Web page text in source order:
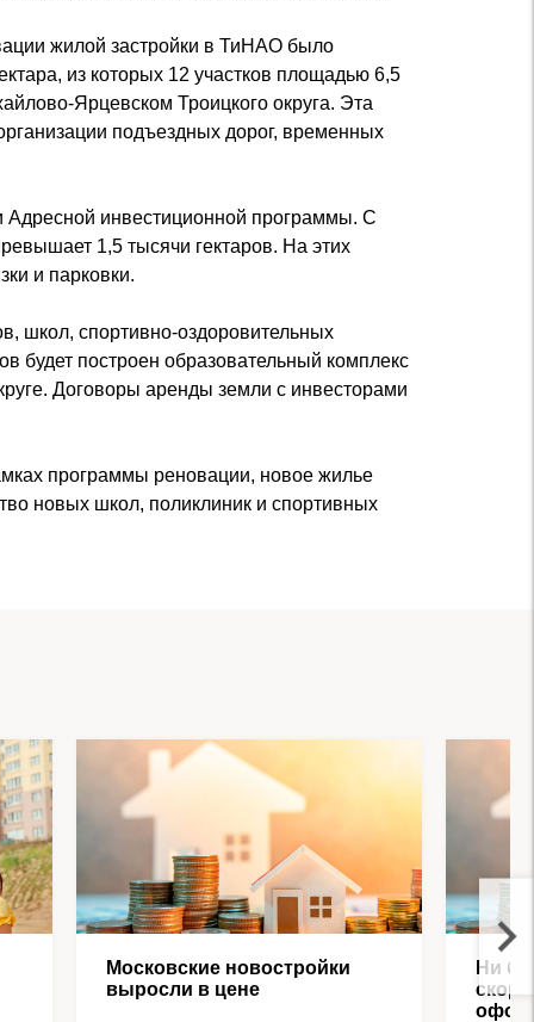
жилой застройки в ТиНАО было
из которых 12 участков площадью 6,5
Ярцевском Троицкого округа. Эта
подъездных дорог, временных
Адресной инвестиционной программы. С
1,5 тысячи гектаров. На этих
и парковки.
школ, спортивно-оздоровительных
построен образовательный комплекс
Договоры аренды земли с инвесторами
программы реновации, новое жилье
новых школ, поликлиник и спортивных
Московские новостройки
выросли в цене
Ни